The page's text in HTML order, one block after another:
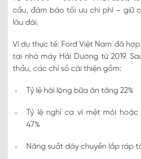
cầu, đảm bảo tối ưu chi phí – giữ
lâu dài.
Ví dụ thực tế: Ford Việt Nam đã
tại nhà máy Hải Dương từ 2019.
thầu, các chỉ số cải thiện gồm:
Tỷ lệ hài lòng bữa ăn tăng 22%
Tỷ lệ nghỉ ca vì mệt mỏi
47%
Năng suất dây chuyền lắp ráp